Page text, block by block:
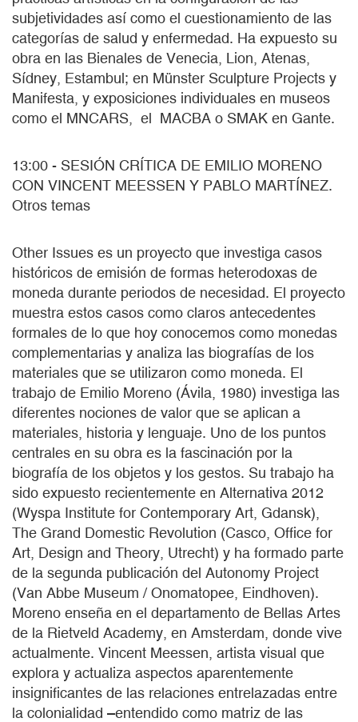
subjetividades así como el cuestionamiento de las
categorías de salud y enfermedad. Ha expuesto su
obra en las Bienales de Venecia, Lion, Atenas,
Sídney, Estambul; en Münster Sculpture Projects y
Manifesta, y exposiciones individuales en museos
como el MNCARS, el MACBA o SMAK en Gante.
13:00 - SESIÓN CRÍTICA DE EMILIO MORENO
CON VINCENT MEESSEN Y PABLO MARTÍNEZ.
Otros temas
Other Issues es un proyecto que investiga casos
históricos de emisión de formas heterodoxas de
moneda durante periodos de necesidad. El proyecto
muestra estos casos como claros antecedentes
formales de lo que hoy conocemos como monedas
complementarias y analiza las biografías de los
materiales que se utilizaron como moneda. El
trabajo de Emilio Moreno (Ávila, 1980) investiga las
diferentes nociones de valor que se aplican a
materiales, historia y lenguaje. Uno de los puntos
centrales en su obra es la fascinación por la
biografía de los objetos y los gestos. Su trabajo ha
sido expuesto recientemente en Alternativa 2012
(Wyspa Institute for Contemporary Art, Gdansk),
The Grand Domestic Revolution (Casco, Office for
Art, Design and Theory, Utrecht) y ha formado parte
de la segunda publicación del Autonomy Project
(Van Abbe Museum / Onomatopee, Eindhoven).
Moreno enseña en el departamento de Bellas Artes
de la Rietveld Academy, en Amsterdam, donde vive
actualmente. Vincent Meessen, artista visual que
explora y actualiza aspectos aparentemente
insignificantes de las relaciones entrelazadas entre
la colonialidad –entendido como matriz de las